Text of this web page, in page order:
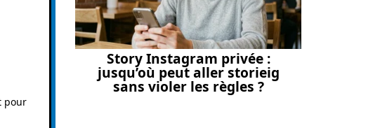
pour
Story Instagram privée :
jusqu’où peut aller storieig
sans violer les règles ?